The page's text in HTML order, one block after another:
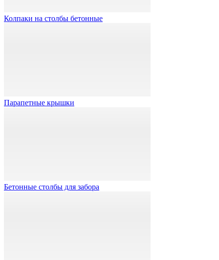
Колпаки на столбы бетонные
Парапетные крышки
Бетонные столбы для забора